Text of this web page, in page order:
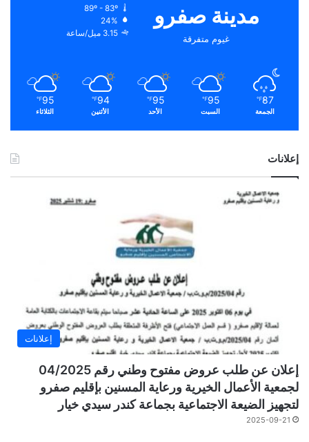
مدينة صفرو
غيوم متفرقة
89º - 83º
24%
3.15 ميل/ساعة
87
℉
الجمعة
95
℉
السبت
95
℉
الأحد
94
℉
الأثنين
95
℉
الثلاثاء
إعلانات
إعلانات
إعلان عن طلب عروض مفتوح وطني رقم 04/2025
لجمعية الأعمال الخيرية ورعاية المسنين بإقليم صفرو
لتجهيز الضيعة الاجتماعية بجماعة كندر سيدي خيار
2025-09-21